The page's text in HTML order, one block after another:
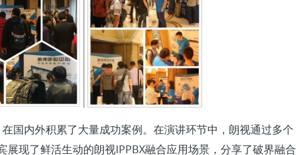
内外积累了大量成功案例。在演讲环节中，朗视通过多个
现了鲜活生动的朗视IPPBX融合应用场景，分享了破界融合